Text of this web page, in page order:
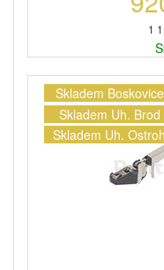
1
Skladem Boskovice
Skladem Uh. Brod
Skladem Uh. Ostroh